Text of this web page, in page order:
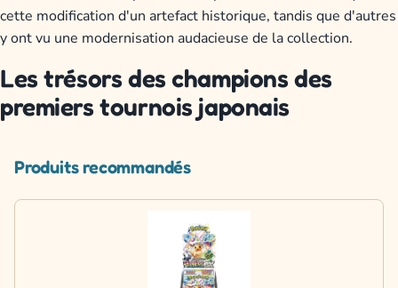
cette modification d'un artefact historique, tandis que d'autres
y ont vu une modernisation audacieuse de la collection.
Les trésors des champions des
premiers tournois japonais
Produits recommandés